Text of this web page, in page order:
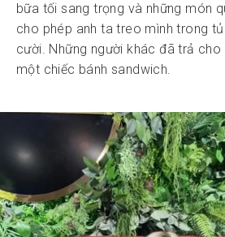
bữa tối sang trọng và những món
cho phép anh ta treo mình trong
cười. Những người khác đã trả
một chiếc bánh sandwich.